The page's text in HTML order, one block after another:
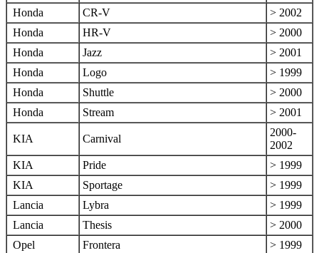
Honda
CR-V
> 2002
Honda
HR-V
> 2000
Honda
Jazz
> 2001
Honda
Logo
> 1999
Honda
Shuttle
> 2000
Honda
Stream > 2001
KIA Carnival
2000-
2002
KIA
Pride
> 1999
KIA
Sportage
> 1999
Lancia
Lybra
> 1999
Lancia
Thesis
> 2000
Opel
Frontera
> 1999